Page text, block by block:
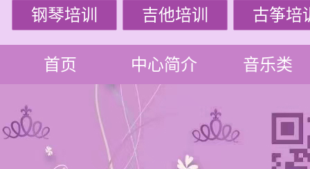
钢琴培训 吉他培训 古筝培
首页 中心简介 音乐类